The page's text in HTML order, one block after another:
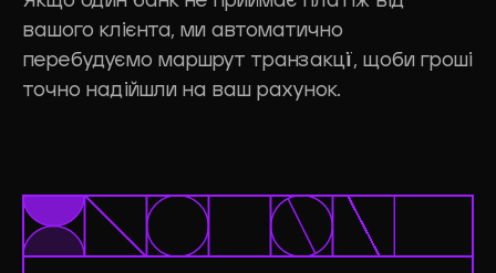
вашого клієнта, ми автоматично
перебудуємо маршрут транзакції, щоби гроші
точно надійшли на ваш рахунок.